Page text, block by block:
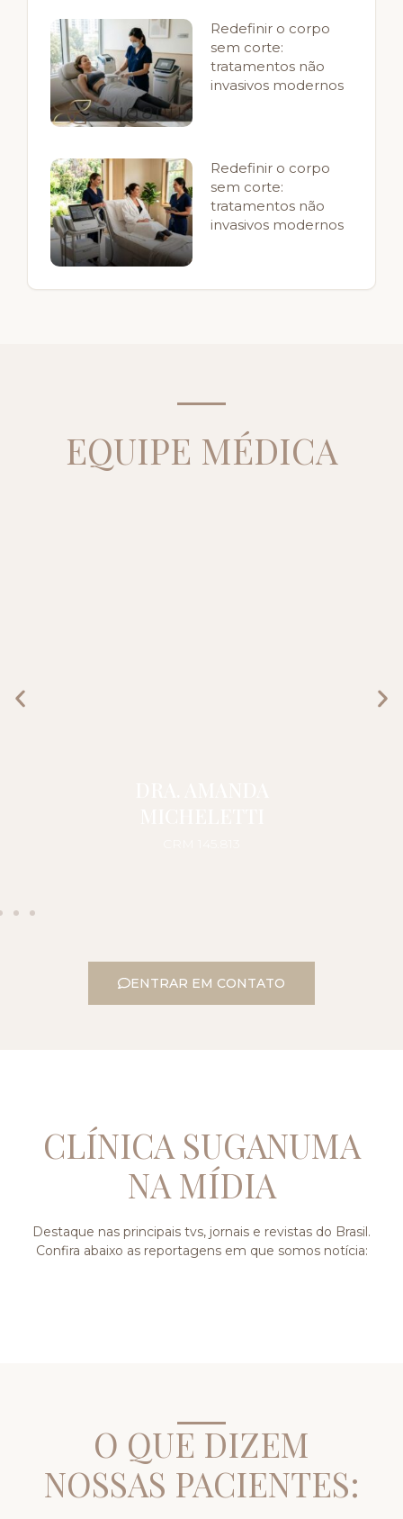
Redefinir o corpo
sem corte:
tratamentos não
invasivos modernos
Redefinir o corpo
sem corte:
tratamentos não
invasivos modernos
EQUIPE MÉDICA
ENTRAR EM CONTATO
CLÍNICA SUGANUMA
NA MÍDIA
Destaque nas principais tvs, jornais e revistas do Brasil.
Confira abaixo as reportagens em que somos notícia:
O QUE DIZEM
NOSSAS PACIENTES: